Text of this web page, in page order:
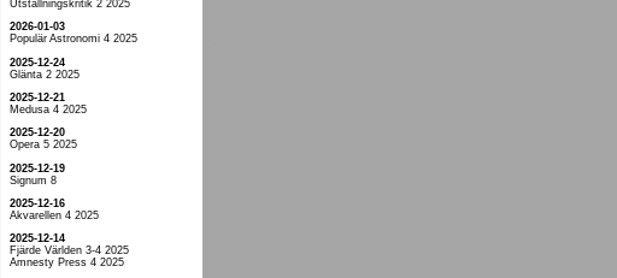
Utställningskritik 2 2025
2026-01-03
Populär Astronomi 4 2025
2025-12-24
Glänta 2 2025
2025-12-21
Medusa 4 2025
2025-12-20
Opera 5 2025
2025-12-19
Signum 8
2025-12-16
Akvarellen 4 2025
2025-12-14
Fjärde Världen 3-4 2025
Amnesty Press 4 2025